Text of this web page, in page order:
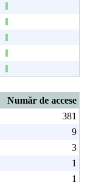
Număr de accese
381
9
3
1
1